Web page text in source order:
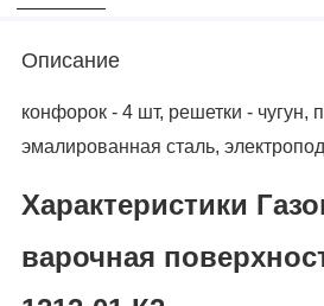
Описание
конфорок - 4 шт, решетки - чугун,
эмалированная сталь,
Характеристики
варочная